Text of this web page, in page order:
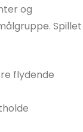
og
Spillet
flydende